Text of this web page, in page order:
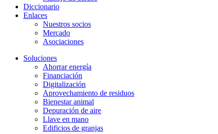
Diccionario
Enlaces
Nuestros socios
Mercado
Asociaciones
Soluciones
Ahorrar energía
Financiación
Digitalización
Aprovechamiento de residuos
Bienestar animal
Depuración de aire
Llave en mano
Edificios de granjas